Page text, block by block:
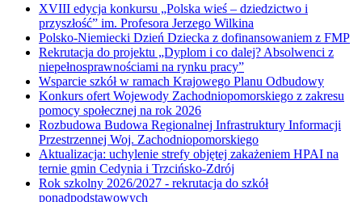
XVIII edycja konkursu „Polska wieś – dziedzictwo i
przyszłość” im. Profesora Jerzego Wilkina
Polsko-Niemiecki Dzień Dziecka z dofinansowaniem z FMP
Rekrutacja do projektu „Dyplom i co dalej? Absolwenci z
niepełnosprawnościami na rynku pracy”
Wsparcie szkół w ramach Krajowego Planu Odbudowy
Konkurs ofert Wojewody Zachodniopomorskiego z zakresu
pomocy społecznej na rok 2026
Rozbudowa Budowa Regionalnej Infrastruktury Informacji
Przestrzennej Woj. Zachodniopomorskiego
Aktualizacja: uchylenie strefy objętej zakażeniem HPAI na
ternie gmin Cedynia i Trzcińsko-Zdrój
Rok szkolny 2026/2027 - rekrutacja do szkół
ponadpodstawowych